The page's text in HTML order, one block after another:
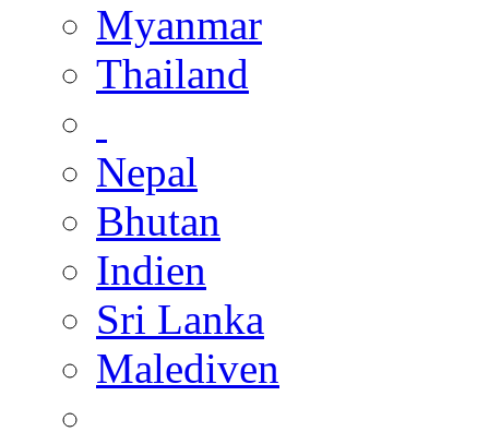
Myanmar
Thailand
Nepal
Bhutan
Indien
Sri Lanka
Malediven